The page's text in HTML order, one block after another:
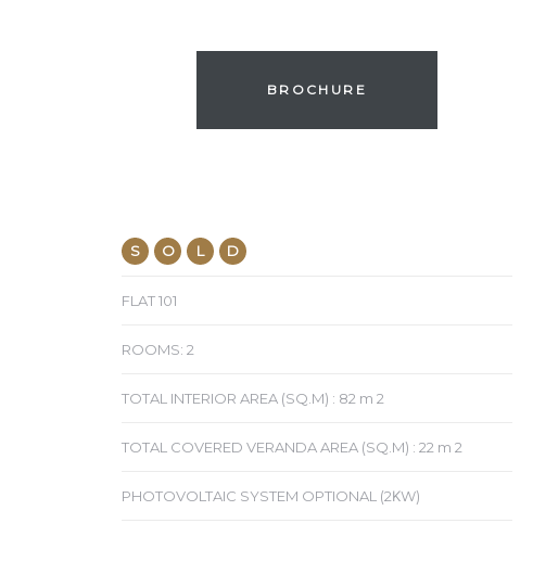
BROCHURE
S O L D
FLAT 101
ROOMS: 2
TOTAL INTERIOR AREA (SQ.M) : 82 m 2
TOTAL COVERED VERANDA AREA (SQ.M) : 22 m 2
PHOTOVOLTAIC SYSTEM OPTIONAL (2ΚW)